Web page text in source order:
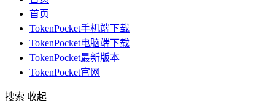
首页
TokenPocket手机端下载
TokenPocket电脑端下载
TokenPocket最新版本
TokenPocket官网
搜索 收起